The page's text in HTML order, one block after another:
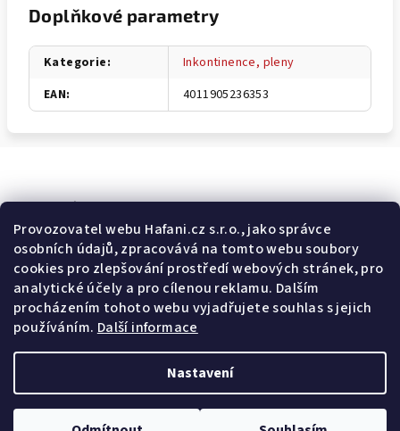
Provozovatel webu Hafani.cz s.r.o., jako správce
osobních údajů, zpracovává na tomto webu soubory
cookies pro zlepšování prostředí webových stránek, pro
analytické účely a pro cílenou reklamu. Dalším
procházením tohoto webu vyjadřujete souhlas s jejich
používáním. Další informace
Nastavení
Doplňkové parametry
Kategorie:
Inkontinence, pleny
EAN: 4011905236353
Odebírat newsletter
E-mail
Potvrzuji souhlas svšeobecnými obchodními podmínkami a
spodmínkami zpracovávání a ochrany osobních údajů .
Přihlásit se
nastavení cookies